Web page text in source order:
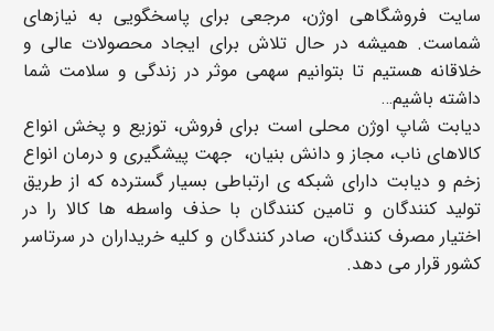
سایت فروشگاهی اوژن، مرجعی برای پاسخگویی به نیازهای
شماست. همیشه در حال تلاش برای ایجاد محصولات عالی و
خلاقانه هستیم تا بتوانیم سهمی موثر در زندگی و سلامت شما
داشته باشیم…
دیابت شاپ اوژن محلی است برای فروش، توزیع و پخش انواع
کالاهای ناب، مجاز و دانش بنیان، جهت پیشگیری و درمان انواع
زخم و دیابت دارای شبکه ی ارتباطی بسیار گسترده که از طریق
تولید کنندگان و تامین کنندگان با حذف واسطه ها کالا را در
اختیار مصرف کنندگان، صادر کنندگان و کلیه خریداران در سرتاسر
کشور قرار می دهد.